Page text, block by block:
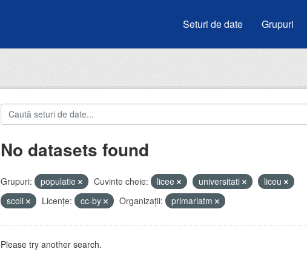
Seturi de date Grupuri
No datasets found
Grupuri: populatie Cuvinte cheie: licee universitati
liceu
scoli
Licenţe: cc-by Organizații: primariatm
Please try another search.